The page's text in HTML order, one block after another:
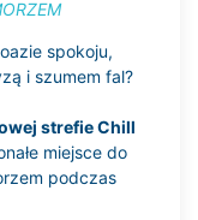
spokoju,
i szumem fal?
strefie Chill
miejsce do
podczas